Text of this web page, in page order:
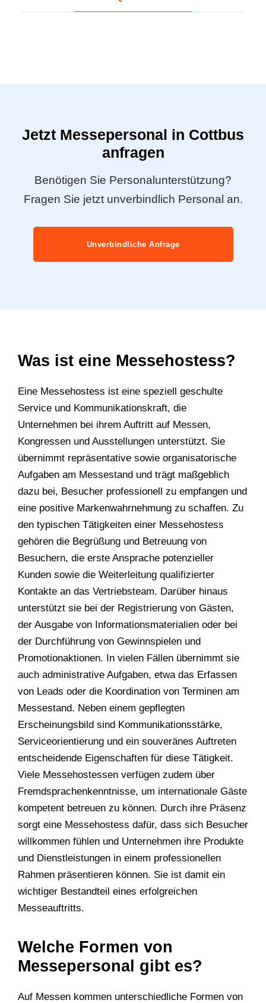
Jetzt Messepersonal in Cottbus
anfragen
Benötigen Sie Personalunterstützung?
Fragen Sie jetzt unverbindlich Personal an.
Unverbindliche Anfrage
Was ist eine Messehostess?
Eine Messehostess ist eine speziell geschulte
Service und Kommunikationskraft, die
Unternehmen bei ihrem Auftritt auf Messen,
Kongressen und Ausstellungen unterstützt. Sie
übernimmt repräsentative sowie organisatorische
Aufgaben am Messestand und trägt maßgeblich
dazu bei, Besucher professionell zu empfangen und
eine positive Markenwahrnehmung zu schaffen. Zu
den typischen Tätigkeiten einer Messehostess
gehören die Begrüßung und Betreuung von
Besuchern, die erste Ansprache potenzieller
Kunden sowie die Weiterleitung qualifizierter
Kontakte an das Vertriebsteam. Darüber hinaus
unterstützt sie bei der Registrierung von Gästen,
der Ausgabe von Informationsmaterialien oder bei
der Durchführung von Gewinnspielen und
Promotionaktionen. In vielen Fällen übernimmt sie
auch administrative Aufgaben, etwa das Erfassen
von Leads oder die Koordination von Terminen am
Messestand. Neben einem gepflegten
Erscheinungsbild sind Kommunikationsstärke,
Serviceorientierung und ein souveränes Auftreten
entscheidende Eigenschaften für diese Tätigkeit.
Viele Messehostessen verfügen zudem über
Fremdsprachenkenntnisse, um internationale Gäste
kompetent betreuen zu können. Durch ihre Präsenz
sorgt eine Messehostess dafür, dass sich Besucher
willkommen fühlen und Unternehmen ihre Produkte
und Dienstleistungen in einem professionellen
Rahmen präsentieren können. Sie ist damit ein
wichtiger Bestandteil eines erfolgreichen
Messeauftritts.
Welche Formen von
Messepersonal gibt es?
Auf Messen kommen unterschiedliche Formen von